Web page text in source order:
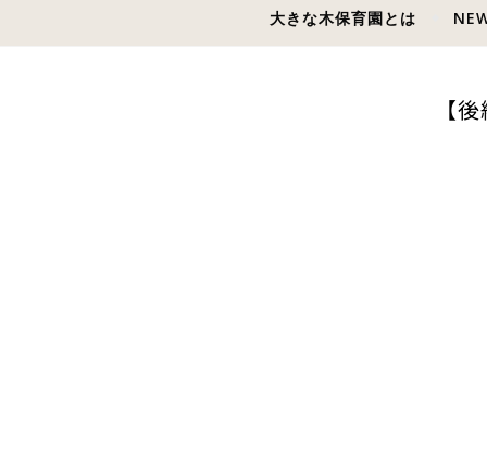
大きな木保育園とは
【